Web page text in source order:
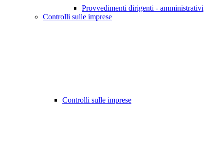
Provvedimenti dirigenti - amministrativi
Controlli sulle imprese
Controlli sulle imprese